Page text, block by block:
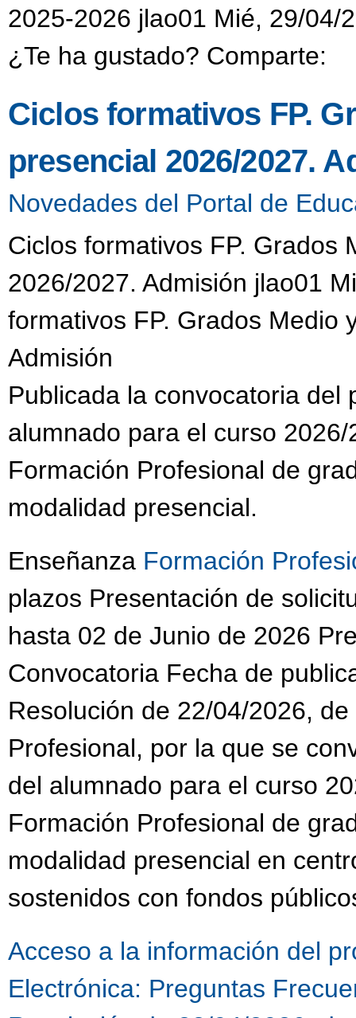
2025-2026 jlao01 Mié, 29/04/
¿Te ha gustado? Comparte:
Ciclos formativos FP.
presencial 2026/2027.
Novedades del Portal de
Ciclos formativos FP. Grados
2026/2027. Admisión jlao01
formativos FP. Grados Medio
Admisión
Publicada la convocatoria del
alumnado para el curso
Formación Profesional de
modalidad presencial.
Enseñanza Formación
plazos Presentación de
hasta 02 de Junio de 2026
Convocatoria Fecha de
Resolución de 22/04/2026,
Profesional, por la que se
del alumnado para el curso
Formación Profesional de
modalidad presencial en
sostenidos con fondos
Acceso a la información del
Electrónica: Preguntas